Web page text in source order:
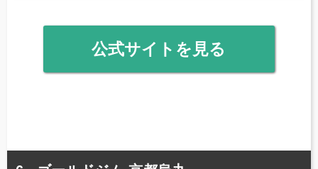
公式サイトを見る